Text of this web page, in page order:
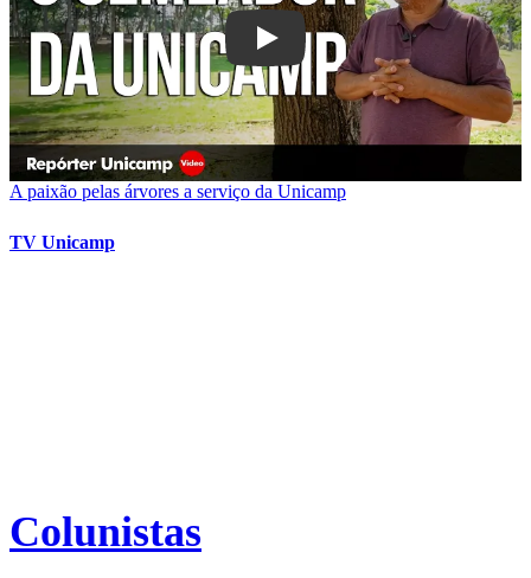
Play
A paixão pelas árvores a serviço da Unicamp
TV Unicamp
Colunistas